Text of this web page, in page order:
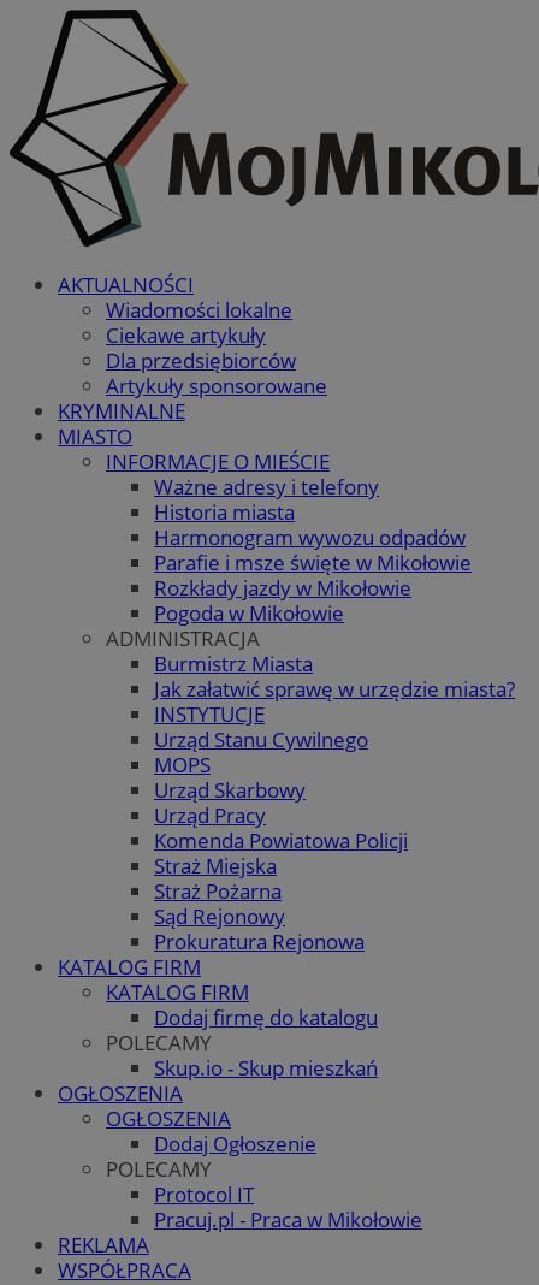
AKTUALNOŚCI
Wiadomości lokalne
Ciekawe artykuły
Dla przedsiębiorców
Artykuły sponsorowane
KRYMINALNE
MIASTO
INFORMACJE O MIEŚCIE
Ważne adresy i telefony
Historia miasta
Harmonogram wywozu odpadów
Parafie i msze święte w Mikołowie
Rozkłady jazdy w Mikołowie
Pogoda w Mikołowie
ADMINISTRACJA
Burmistrz Miasta
Jak załatwić sprawę w urzędzie miasta?
INSTYTUCJE
Urząd Stanu Cywilnego
MOPS
Urząd Skarbowy
Urząd Pracy
Komenda Powiatowa Policji
Straż Miejska
Straż Pożarna
Sąd Rejonowy
Prokuratura Rejonowa
KATALOG FIRM
KATALOG FIRM
Dodaj firmę do katalogu
POLECAMY
Skup.io - Skup mieszkań
OGŁOSZENIA
OGŁOSZENIA
Dodaj Ogłoszenie
POLECAMY
Protocol IT
Pracuj.pl - Praca w Mikołowie
REKLAMA
WSPÓŁPRACA